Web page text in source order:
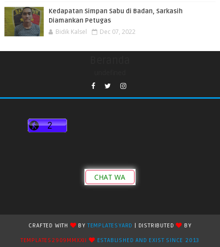
Kedapatan Simpan Sabu di Badan, Sarkasih
Diamankan Petugas
Bidik Kalsel Dec 07, 2022
CHAT WA
CRAFTED WITH BYTEMPLATESYARD | DISTRIBUTED
BY
TEMPLATES2909MMXXII
ESTABLISHED AND EXIST SINCE 2013